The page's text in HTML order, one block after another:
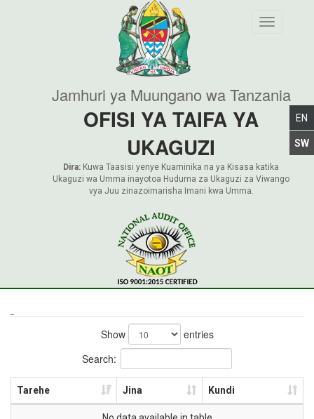
Toggle
Jamhuri ya Muungano wa Tanzania
OFISI YA TAIFA YA
UKAGUZI
Dira: Kuwa Taasisi yenye Kuaminika na ya Kisasa katika
Ukaguzi wa Umma inayotoa Huduma za Ukaguzi za Viwango
vya Juu zinazoimarisha Imani kwa Umma.
Show
entries
Search:
Tarehe Jina Kundi